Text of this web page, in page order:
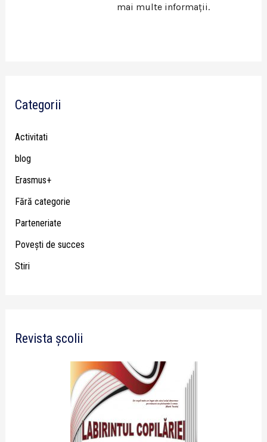
mai multe informații.
Categorii
Activitati
blog
Erasmus+
Fără categorie
Parteneriate
Poveşti de succes
Stiri
Revista școlii